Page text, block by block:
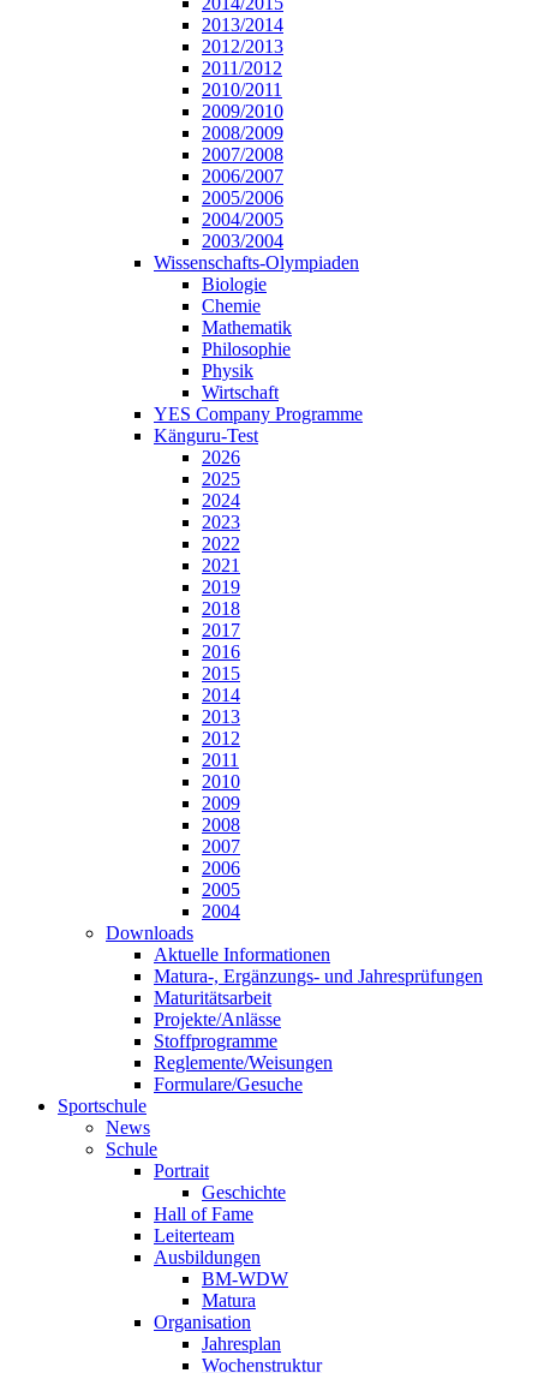
2013/2014
2012/2013
2011/2012
2010/2011
2009/2010
2008/2009
2007/2008
2006/2007
2005/2006
2004/2005
2003/2004
Wissenschafts-Olympiaden
Biologie
Chemie
Mathematik
Philosophie
Physik
Wirtschaft
YES Company Programme
Känguru-Test
2026
2025
2024
2023
2022
2021
2019
2018
2017
2016
2015
2014
2013
2012
2011
2010
2009
2008
2007
2006
2005
2004
Downloads
Aktuelle Informationen
Matura-, Ergänzungs- und Jahresprüfungen
Maturitätsarbeit
Projekte/Anlässe
Stoffprogramme
Reglemente/Weisungen
Formulare/Gesuche
Sportschule
News
Schule
Portrait
Geschichte
Hall of Fame
Leiterteam
Ausbildungen
BM-WDW
Matura
Organisation
Jahresplan
Wochenstruktur